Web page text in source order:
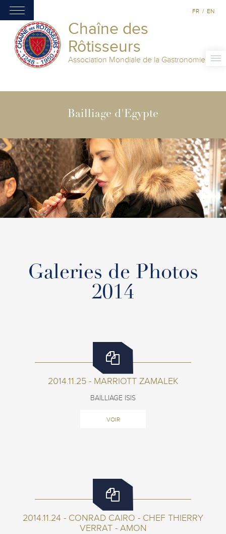
Chaîne des
Rôtisseurs
Association Mondiale de la Gastronomie
FR / EN
Bailliage d'Egypte
Galeries de Photos
2014
2014.11.25 - MARRIOTT ZAMALEK
BAILLIAGE ISIS
VOIR
2014.11.24 - CONRAD CAIRO - CHEF THIERRY
VERRAT - AMON